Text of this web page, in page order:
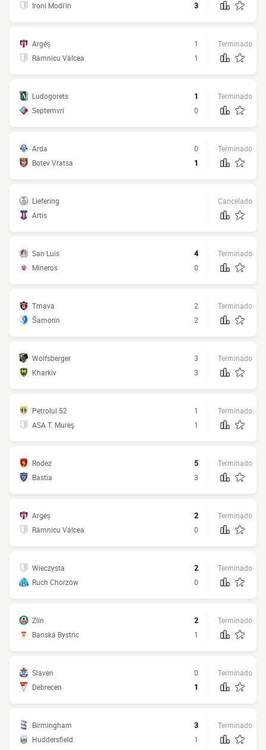
Ironi Modi'in
3
Argeș
1
Râmnicu Vâlcea
1
Terminado
Ludogorets
1
Septemvri
0
Terminado
Arda
0
Botev Vratsa
1
Terminado
Liefering
Artis
Cancelado
San Luis
4
Mineros
0
Terminado
Trnava
2
Šamorín
2
Terminado
Wolfsberger
3
Kharkiv
3
Terminado
Petrolul 52
1
ASA T. Mureş
1
Terminado
Rodez
5
Bastia
3
Terminado
Argeș
2
Râmnicu Vâlcea
0
Terminado
Wieczysta
2
Ruch Chorzów
0
Terminado
Zlín
2
Banská Bystric
1
Terminado
Slaven
0
Debrecen
1
Terminado
Birmingham
3
Huddersfield
1
Terminado